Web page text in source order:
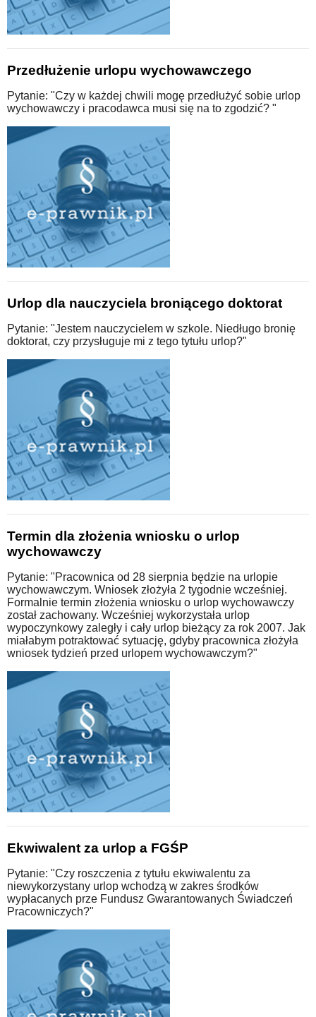
Przedłużenie urlopu wychowawczego
Pytanie: "Czy w każdej chwili mogę przedłużyć sobie urlop
wychowawczy i pracodawca musi się na to zgodzić? "
Urlop dla nauczyciela broniącego doktorat
Pytanie: "Jestem nauczycielem w szkole. Niedługo bronię
doktorat, czy przysługuje mi z tego tytułu urlop?"
Termin dla złożenia wniosku o urlop
wychowawczy
Pytanie: "Pracownica od 28 sierpnia będzie na urlopie
wychowawczym. Wniosek złożyła 2 tygodnie wcześniej.
Formalnie termin złożenia wniosku o urlop wychowawczy
został zachowany. Wcześniej wykorzystała urlop
wypoczynkowy zaległy i cały urlop bieżący za rok 2007. Jak
miałabym potraktować sytuację, gdyby pracownica złożyła
wniosek tydzień przed urlopem wychowawczym?"
Ekwiwalent za urlop a FGŚP
Pytanie: "Czy roszczenia z tytułu ekwiwalentu za
niewykorzystany urlop wchodzą w zakres środków
wypłacanych prze Fundusz Gwarantowanych Świadczeń
Pracowniczych?"